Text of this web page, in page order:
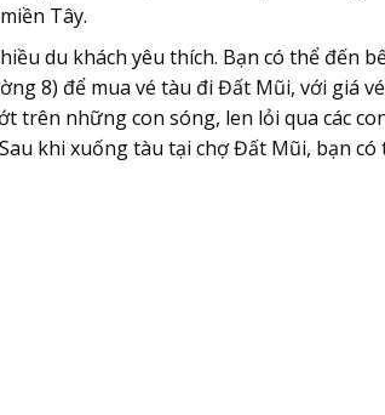
Tây.
du khách yêu thích. Bạn có thể đến
8) để mua vé tàu đi Đất Mũi, với giá vé
trên những con sóng, len lỏi qua các
khi xuống tàu tại chợ Đất Mũi, bạn có